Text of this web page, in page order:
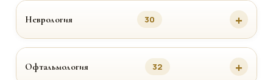
Неврология 30
Офтальмология 32